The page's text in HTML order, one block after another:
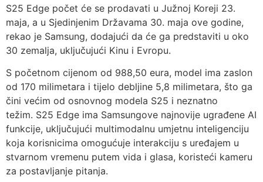
S25 Edge počet će se prodavati u Južnoj Koreji 23.
maja, a u Sjedinjenim Državama 30. maja ove godine,
rekao je Samsung, dodajući da će ga predstaviti u oko
30 zemalja, uključujući Kinu i Evropu.
S početnom cijenom od 988,50 eura, model ima zaslon
od 170 milimetara i tijelo debljine 5,8 milimetara, što ga
čini većim od osnovnog modela S25 i neznatno
težim. S25 Edge ima Samsungove najnovije ugrađene AI
funkcije, uključujući multimodalnu umjetnu inteligenciju
koja korisnicima omogućuje interakciju s uređajem u
stvarnom vremenu putem vida i glasa, koristeći kameru
za postavljanje pitanja.